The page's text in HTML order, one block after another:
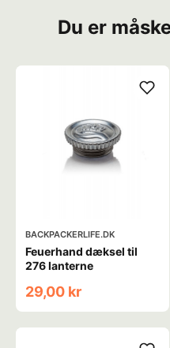
Du er
BACKPACKERLIFE.DK
Feuerhand dæksel til
276 lanterne
29,00 kr